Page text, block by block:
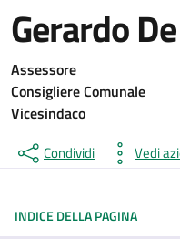
Gerardo
Assessore
Consigliere Comunale
Vicesindaco
Condividi Vedi
INDICE DELLA PAGINA